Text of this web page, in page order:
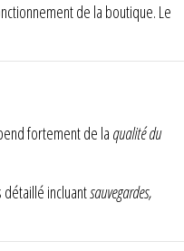
de la boutique. Le
fortement de la qualité du
incluantsauvegardes,